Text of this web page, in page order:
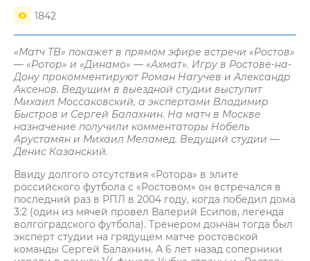
1842
«Матч ТВ» покажет в прямом эфире встречи «Ростов»
— «Ротор» и «Динамо» — «Ахмат». Игру в Ростове-на-
Дону прокомментируют Роман Нагучев и Александр
Аксенов. Ведущим в выездной студии выступит
Михаил Моссаковский, а экспертами Владимир
Быстров и Сергей Балахнин. На матч в Москве
назначение получили комментаторы Нобель
Арустамян и Михаил Меламед. Ведущий студии —
Денис Казанский.
Ввиду долгого отсутствия «Ротора» в элите
российского футбола с «Ростовом» он встречался в
последний раз в РПЛ в 2004 году, когда победил дома
3:2 (один из мячей провел Валерий Есипов, легенда
волгоградского футбола). Тренером дончан тогда был
эксперт студии на грядущем матче ростовской
команды Сергей Балахнин. А 6 лет назад соперники